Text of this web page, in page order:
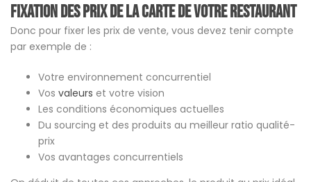
Fixation des prix de la carte de votre restaurant
Donc pour fixer les prix de vente, vous devez tenir compte
par exemple de :
Votre environnement concurrentiel
Vos valeurs et votre vision
Les conditions économiques actuelles
Du sourcing et des produits au meilleur ratio qualité-
prix
Vos avantages concurrentiels